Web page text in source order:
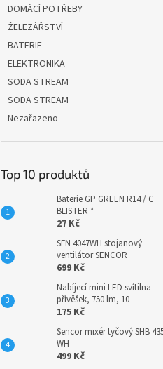
DOMÁCÍ POTŘEBY
ŽELEZÁŘSTVÍ
BATERIE
ELEKTRONIKA
SODA STREAM
SODA STREAM
Nezařazeno
Top 10 produktů
Baterie GP GREEN R14 / C
BLISTER *
27 Kč
SFN 4047WH stojanový
ventilátor SENCOR
699 Kč
Nabíjecí mini LED svítilna –
přívěšek, 750 lm, 10
175 Kč
Sencor mixér tyčový SHB
WH
499 Kč